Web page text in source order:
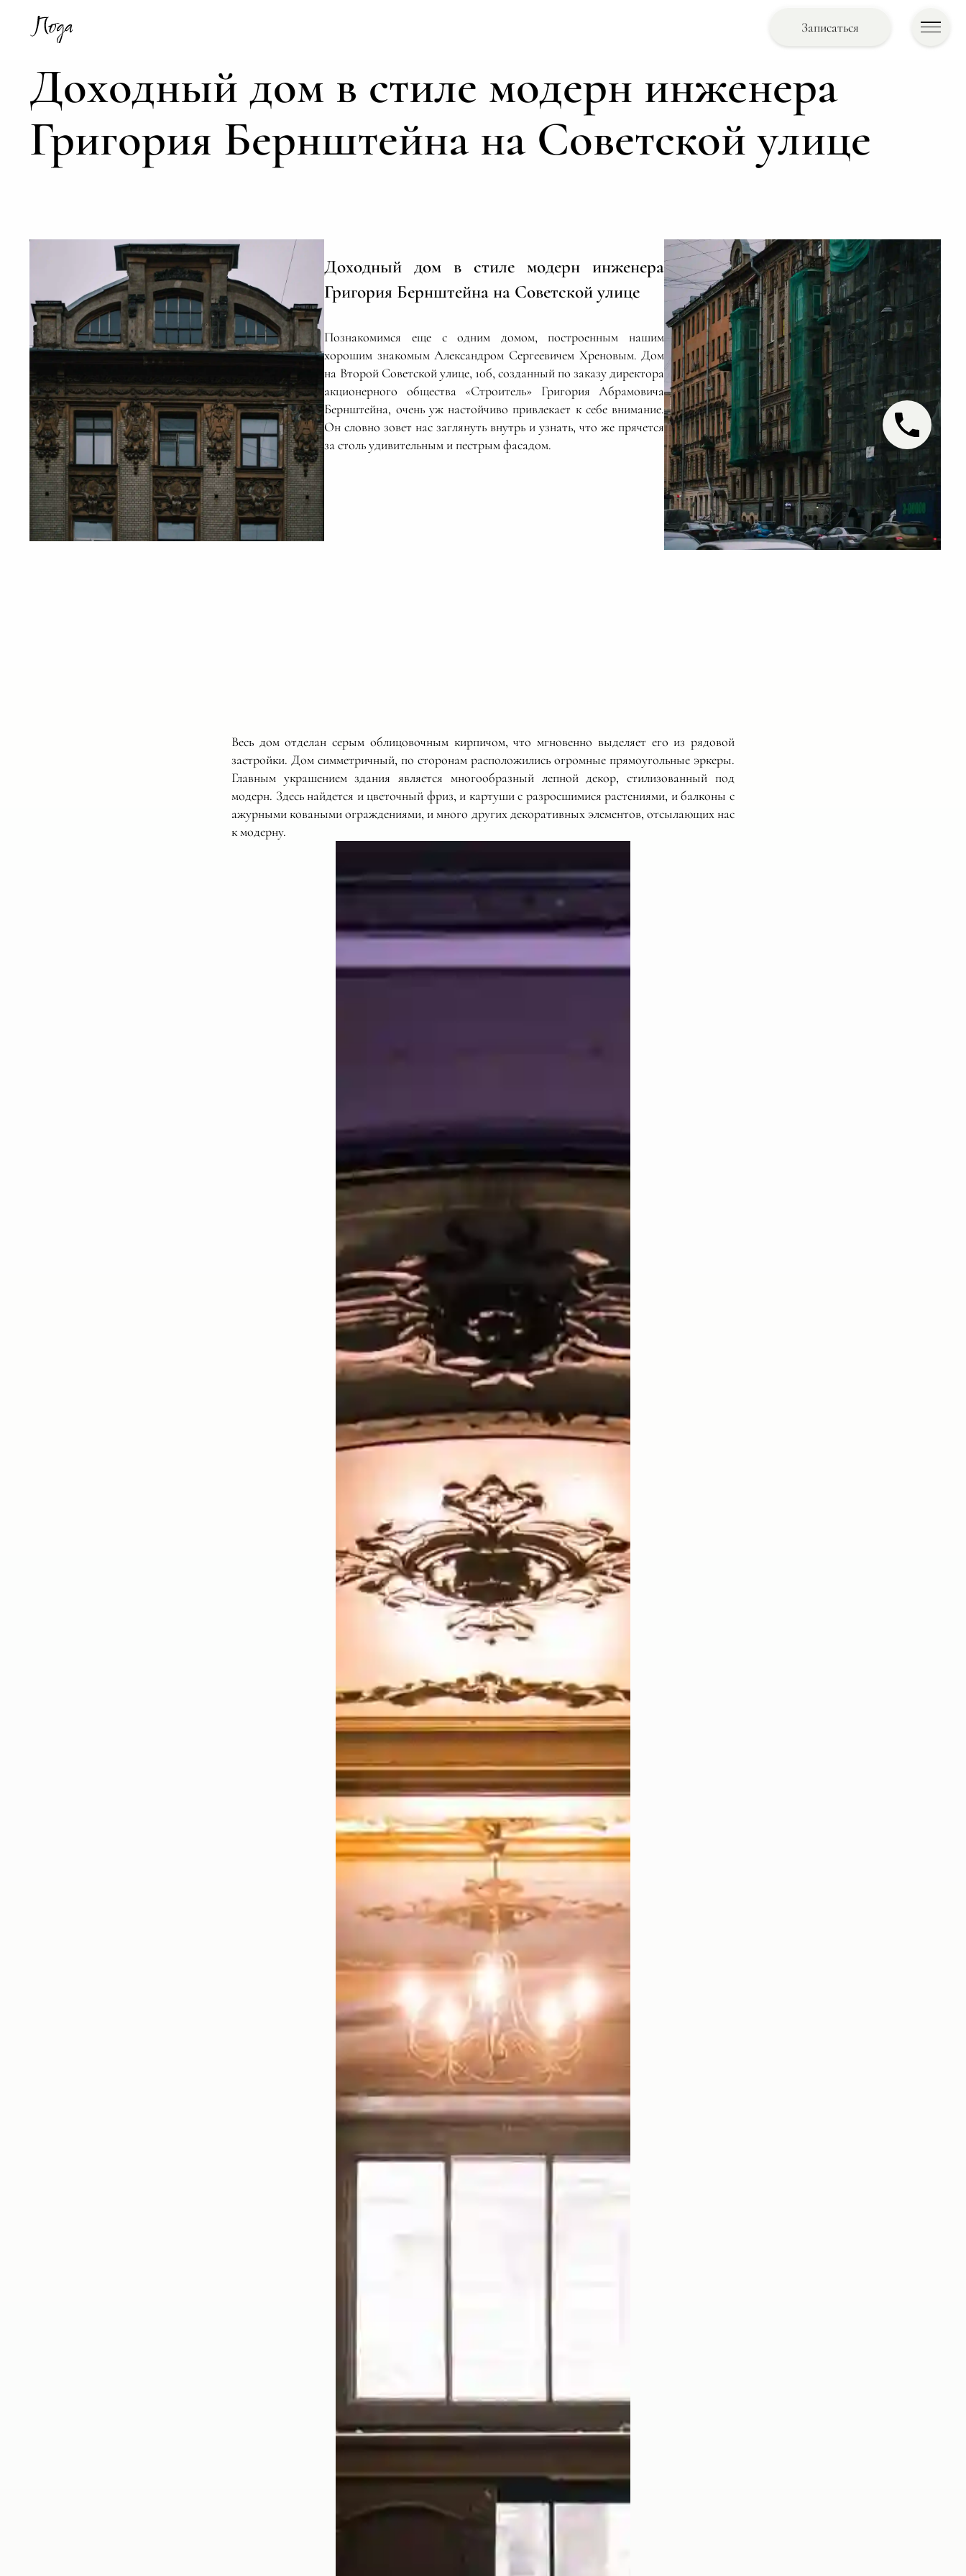
Записаться
Доходный дом в стиле модерн инженера
Григория Бернштейна на Советской улице
Доходный дом в стиле модерн инженера
Григория Бернштейна на Советской улице
Познакомимся еще с одним домом, построенным нашим
хорошим знакомым Александром Сергеевичем Хреновым. Дом
на Второй Советской улице, 10б, созданный по заказу директора
акционерного общества «Строитель» Григория Абрамовича
Бернштейна, очень уж настойчиво привлекает к себе внимание.
Он словно зовет нас заглянуть внутрь и узнать, что же прячется
за столь удивительным и пестрым фасадом.
Весь дом отделан серым облицовочным кирпичом, что мгновенно выделяет его из рядовой
застройки. Дом симметричный, по сторонам расположились огромные прямоугольные эркеры.
Главным украшением здания является многообразный лепной декор, стилизованный под
модерн. Здесь найдется и цветочный фриз, и картуши с разросшимися растениями, и балконы с
ажурными коваными ограждениями, и много других декоративных элементов, отсылающих нас
к модерну.